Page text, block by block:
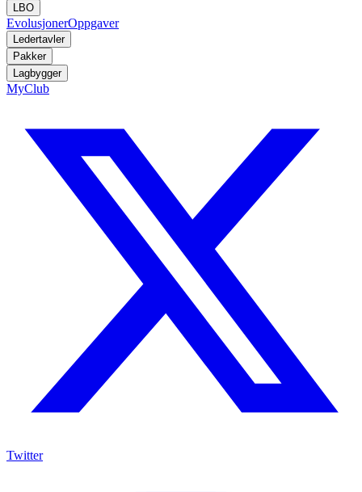
LBO
EvolusjonerOppgaver
Ledertavler
Pakker
Lagbygger
MyClub
Twitter